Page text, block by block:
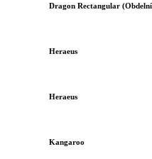
Dragon Rectangular
Heraeus
Heraeus
Kangaroo